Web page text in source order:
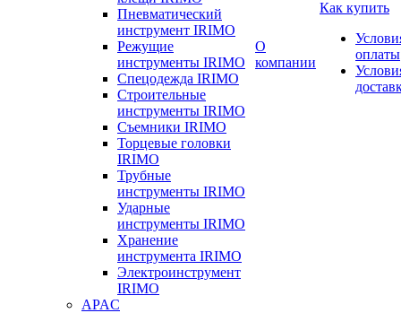
Пневматический
инструмент IRIMO
Режущие
инструменты IRIMO
Спецодежда IRIMO
Строительные
инструменты IRIMO
Съемники IRIMO
Торцевые головки
IRIMO
Трубные
инструменты IRIMO
Ударные
инструменты IRIMO
Хранение
инструмента IRIMO
Электроинструмент
IRIMO
APAC
О
компании
Как купить
оплаты